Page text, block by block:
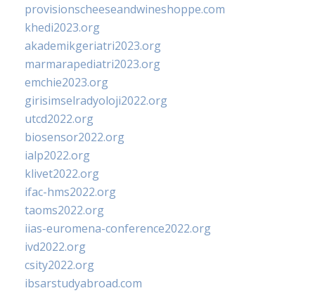
provisionscheeseandwineshoppe.com
khedi2023.org
akademikgeriatri2023.org
marmarapediatri2023.org
emchie2023.org
girisimselradyoloji2022.org
utcd2022.org
biosensor2022.org
ialp2022.org
klivet2022.org
ifac-hms2022.org
taoms2022.org
iias-euromena-conference2022.org
ivd2022.org
csity2022.org
ibsarstudyabroad.com